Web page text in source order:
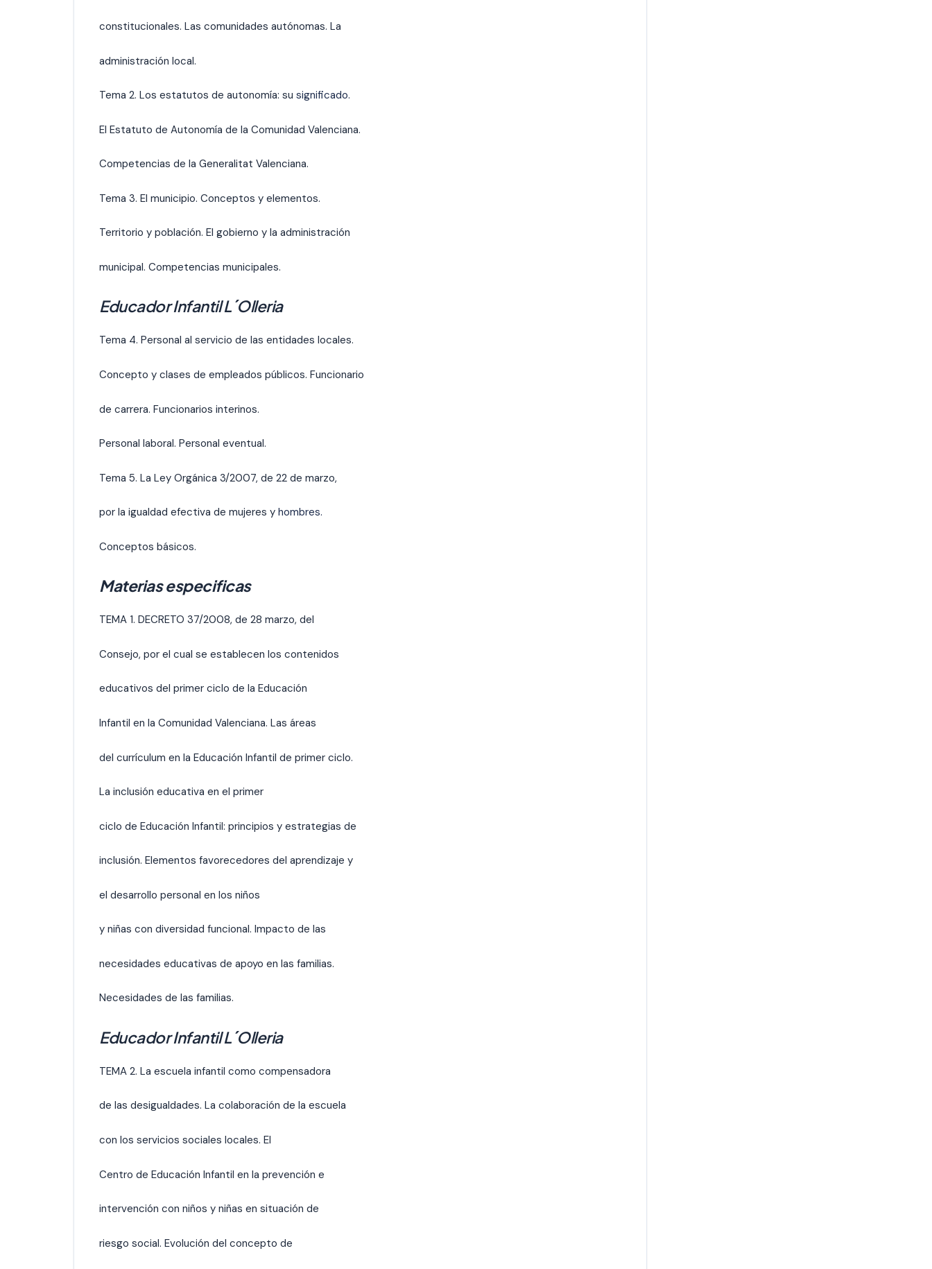
constitucionales. Las comunidades autónomas. La
administración local.
Tema 2. Los estatutos de autonomía: su significado.
El Estatuto de Autonomía de la Comunidad Valenciana.
Competencias de la Generalitat Valenciana.
Tema 3. El municipio. Conceptos y elementos.
Territorio y población. El gobierno y la administración
municipal. Competencias municipales.
Educador Infantil L´Olleria
Tema 4. Personal al servicio de las entidades locales.
Concepto y clases de empleados públicos. Funcionario
de carrera. Funcionarios interinos.
Personal laboral. Personal eventual.
Tema 5. La Ley Orgánica 3/2007, de 22 de marzo,
por la igualdad efectiva de mujeres y hombres.
Conceptos básicos.
Materias especificas
TEMA 1. DECRETO 37/2008, de 28 marzo, del
Consejo, por el cual se establecen los contenidos
educativos del primer ciclo de la Educación
Infantil en la Comunidad Valenciana. Las áreas
del currículum en la Educación Infantil de primer ciclo.
La inclusión educativa en el primer
ciclo de Educación Infantil: principios y estrategias de
inclusión. Elementos favorecedores del aprendizaje y
el desarrollo personal en los niños
y niñas con diversidad funcional. Impacto de las
necesidades educativas de apoyo en las familias.
Necesidades de las familias.
Educador Infantil L´Olleria
TEMA 2. La escuela infantil como compensadora
de las desigualdades. La colaboración de la escuela
con los servicios sociales locales. El
Centro de Educación Infantil en la prevención e
intervención con niños y niñas en situación de
riesgo social. Evolución del concepto de